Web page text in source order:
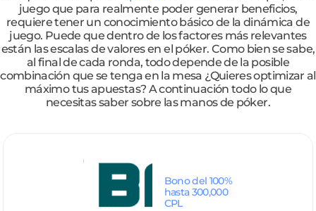
juego que para realmente poder generar beneficios,
requiere tener un conocimiento básico de la dinámica de
juego. Puede que dentro de los factores más relevantes
están las escalas de valores en el póker. Como bien se sabe,
al final de cada ronda, todo depende de la posible
combinación que se tenga en la mesa ¿Quieres optimizar al
máximo tus apuestas? A continuación todo lo que
necesitas saber sobre las manos de póker.
Bono del 100%
hasta 300,000
CPL